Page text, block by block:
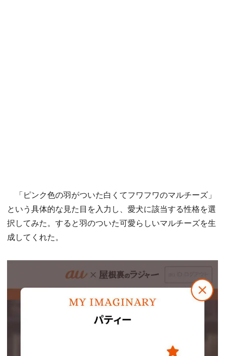
「ピンク色の羽がついた白くてフワフワのマルチーズ」
という具体的な見た目を入力し、愛犬に該当する性格を選
択してみた。すると羽のついた可愛らしいマルチーズを生
成してくれた。